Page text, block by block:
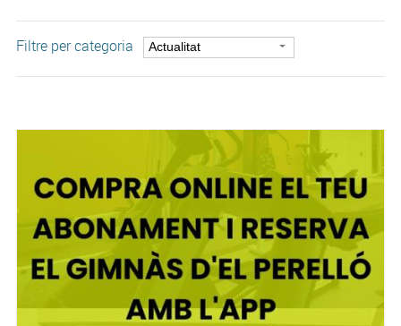
Filtre per categoria